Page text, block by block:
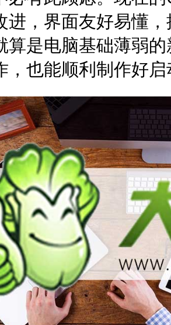
进，界面友好易懂
算是电脑基础薄弱
，也能顺利制作好